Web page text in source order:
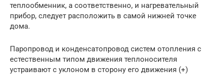
теплообменник, а соответственно, и нагревательный
прибор, следует расположить в самой нижней точке
дома.
Паропровод и конденсатопровод систем отопления с
естественным типом движения теплоносителя
устраивают с уклоном в сторону его движения (+)